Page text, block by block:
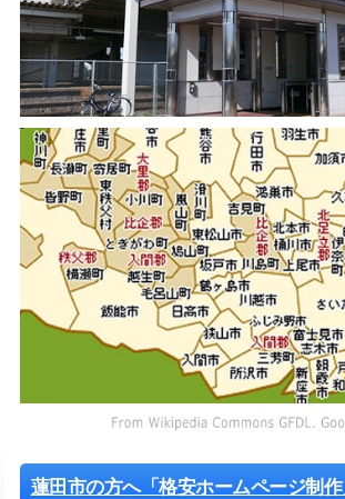
蓮田市の方へ「格安ホームページ制